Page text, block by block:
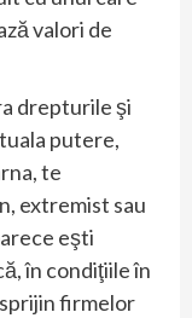
valori de
drepturile şi
putere,
te
extremist sau
eşti
în condiţiile în
firmelor